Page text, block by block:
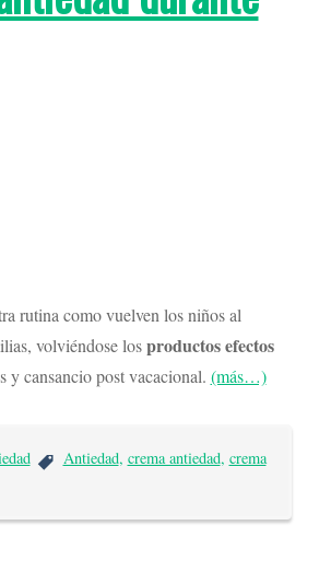
rutina como vuelven los niños al
volviéndose losproductos efectos
y cansancio post vacacional. (más…)
Antiedad, crema antiedad, crema